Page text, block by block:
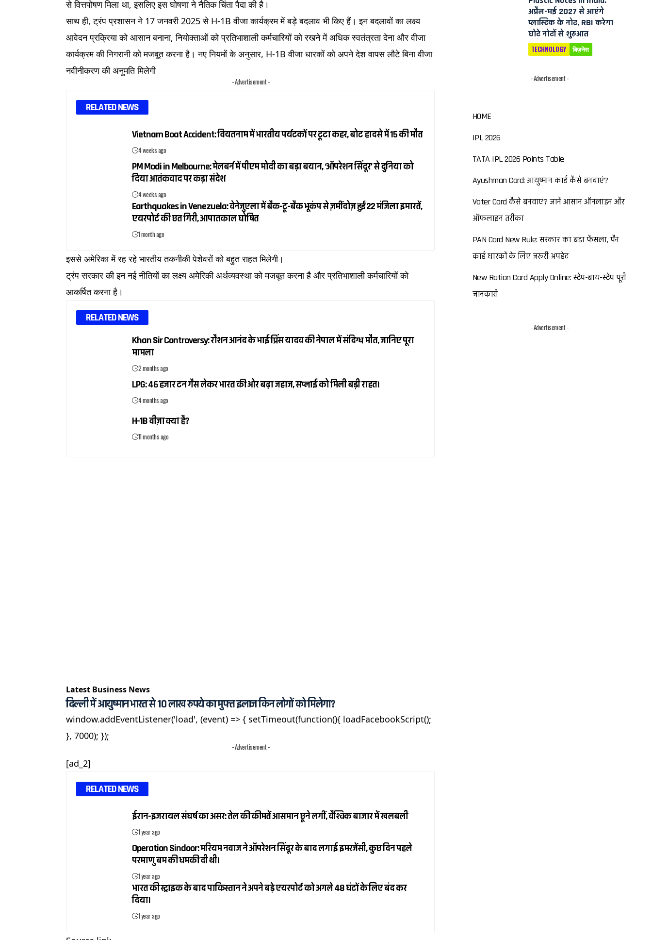
से वित्तपोषण मिला था, इसलिए इस घोषणा ने नैतिक चिंता पैदा की है।
साथ ही, ट्रंप प्रशासन ने 17 जनवरी 2025 से H-1B वीजा कार्यक्रम में बड़े बदलाव भी किए हैं। इन बदलावों का लक्ष्य
आवेदन प्रक्रिया को आसान बनाना, नियोक्ताओं को प्रतिभाशाली कर्मचारियों को रखने में अधिक स्वतंत्रता देना और वीजा
कार्यक्रम की निगरानी को मजबूत करना है। नए नियमों के अनुसार, H-1B वीजा धारकों को अपने देश वापस लौटे बिना वीजा
नवीनीकरण की अनुमति मिलेगी
- Advertisement -
RELATED NEWS
Vietnam Boat Accident: वियतनाम में भारतीय पर्यटकों पर टूटा कहर, बोट हादसे में 15 की मौत
4 weeks ago
PM Modi in Melbourne: मेलबर्न में पीएम मोदी का बड़ा बयान, ‘ऑपरेशन सिंदूर’ से दुनिया को
दिया आतंकवाद पर कड़ा संदेश
4 weeks ago
Earthquakes in Venezuela: वेनेजुएला में बैक-टू-बैक भूकंप से ज़मींदोज़ हुईं 22 मंजिला इमारतें,
एयरपोर्ट की छत गिरी, आपातकाल घोषित
1 month ago
इससे अमेरिका में रह रहे भारतीय तकनीकी पेशेवरों को बहुत राहत मिलेगी।
ट्रंप सरकार की इन नई नीतियों का लक्ष्य अमेरिकी अर्थव्यवस्था को मजबूत करना है और प्रतिभाशाली कर्मचारियों को
आकर्षित करना है।
RELATED NEWS
Khan Sir Controversy: रौशन आनंद के भाई प्रिंस यादव की नेपाल में संदिग्ध मौत, जानिए पूरा
मामला
2 months ago
LPG: 46 हजार टन गैस लेकर भारत की ओर बढ़ा जहाज, सप्लाई को मिली बड़ी राहत।
4 months ago
H-1B वीज़ा क्या है?
11 months ago
Latest Business News
दिल्ली में आयुष्मान भारत से 10 लाख रुपये का मुफ्त इलाज किन लोगों को मिलेगा?
window.addEventListener('load', (event) => { setTimeout(function(){ loadFacebookScript();
}, 7000); });
- Advertisement -
[ad_2]
RELATED NEWS
ईरान-इजरायल संघर्ष का असर: तेल की कीमतें आसमान छूने लगीं, वैश्विक बाजार में खलबली
1 year ago
Operation Sindoor: मरियम नवाज ने ऑपरेशन सिंदूर के बाद लगाई इमरजेंसी, कुछ दिन पहले
परमाणु बम की धमकी दी थी।
1 year ago
भारत की स्ट्राइक के बाद पाकिस्तान ने अपने बड़े एयरपोर्ट को अगले 48 घंटों के लिए बंद कर
दिया।
1 year ago
अप्रैल-मई 2027 से आएंगे
प्लास्टिक के नोट, RBI करेगा
छोटे नोटों से शुरुआत
TECHNOLOGY बिज़नेस
- Advertisement -
HOME
IPL 2026
TATA IPL 2026 Points Table
Ayushman Card: आयुष्मान कार्ड कैसे बनवाएं?
Voter Card कैसे बनवाएं? जानें आसान ऑनलाइन और
ऑफलाइन तरीका
PAN Card New Rule: सरकार का बड़ा फैसला, पैन
कार्ड धारकों के लिए जरूरी अपडेट
New Ration Card Apply Online: स्टेप-बाय-स्टेप पूरी
जानकारी
- Advertisement -